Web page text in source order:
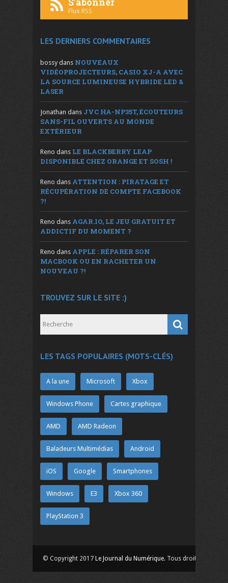
Flux RSS
LES DERNIERS COMMENTAIRES
bossy dans NOUVEAUX
VIDÉOPROJECTEURS, CASIO XJ-A AVEC
LA SOURCE LUMINEUSE HYBRIDE LED &
LASER
Jonathan dans JVC HA-NP35T, ÉCOUTEURS
SANS-FIL OUVERTS AU MONDE
EXTÉRIEUR
Reno dans LE BLACKBERRY LEAP
DISPONIBLE CHEZ ORANGE ET SOSH !
Reno dans ATTENTION : PIRATAGE ET
RÉCUPÉRATION DE COMPTE FACEBOOK
?!
Reno dans AGAR.IO, LE JEU GRATUIT ET
ADDICTIF DU MOMENT ?
Reno dans APPLE : RÉPARER SON
MACBOOK OU EN RACHETER UN
NOUVEAU ?!
TROUVEZ SUR LE SITE :)
LES TAGS POPULAIRES (MOTS-CLÉS)
A la une Microsoft Xbox
Windows Phone Cartes graphique
AMD AMD Radeon
Baladeurs Multimédias Android
iOS Google Smartphones
Windows E3 Xbox 360
PlayStation 3
© Copyright 2017 Le Journal du Numérique. Tous droits réservés.